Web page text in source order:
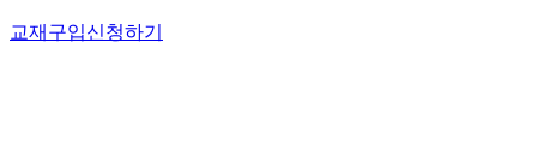
교재구입신청하기